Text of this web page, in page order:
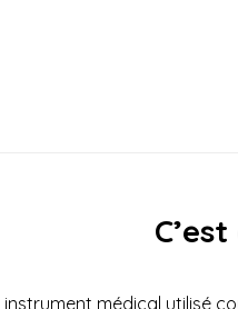
instrument médical utilisé